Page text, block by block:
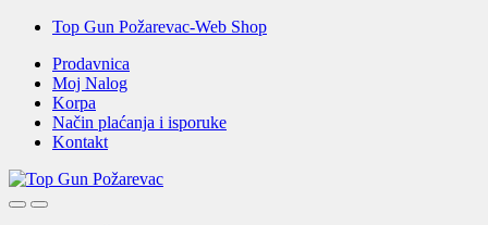
Skip
navigation
Skip
content
Top Gun Požarevac-Web Shop
Prodavnica
Moj Nalog
Korpa
Način plaćanja i isporuke
Kontakt
OpenClose